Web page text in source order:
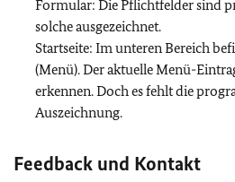
Formular: Die Pflichtfelder sind
solche ausgezeichnet.
Startseite: Im unteren Bereich
(Menü). Der aktuelle Menü-
erkennen. Doch es fehlt die
Auszeichnung.
Feedback und Kontakt